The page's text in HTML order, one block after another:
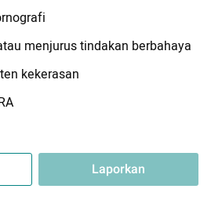
menjurus tindakan berbahaya
kekerasan
Laporkan